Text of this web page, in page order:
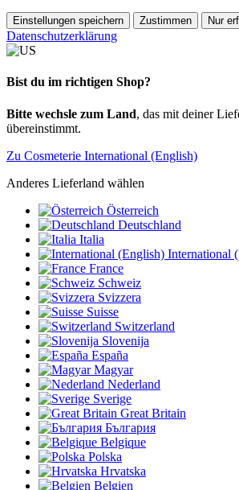
Einstellungen speichern Zustimmen Nur
Datenschutzerklärung
Bist du im richtigen Shop?
Bitte wechsle zum Land, das mit deiner
übereinstimmt.
Zu Cosmeterie International (English)
Anderes Lieferland wählen
Österreich
Deutschland
Italia
International
France
Schweiz
Svizzera
Suisse
Switzerland
Slovenija
España
Magyar
Nederland
Sverige
Great Britain
България
Belgique
Polska
Hrvatska
Belgien